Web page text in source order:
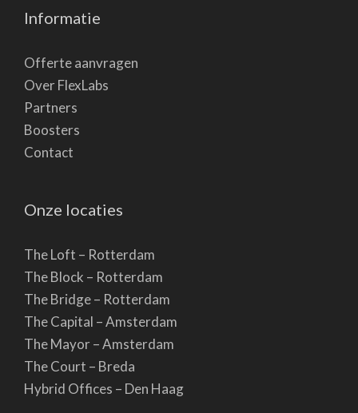
Informatie
Offerte aanvragen
Over FlexLabs
Partners
Boosters
Contact
Onze locaties
The Loft – Rotterdam
The Block – Rotterdam
The Bridge – Rotterdam
The Capital – Amsterdam
The Mayor – Amsterdam
The Court – Breda
Hybrid Offices – Den Haag